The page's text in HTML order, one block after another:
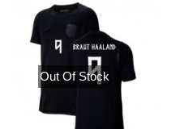
Out Of Stock